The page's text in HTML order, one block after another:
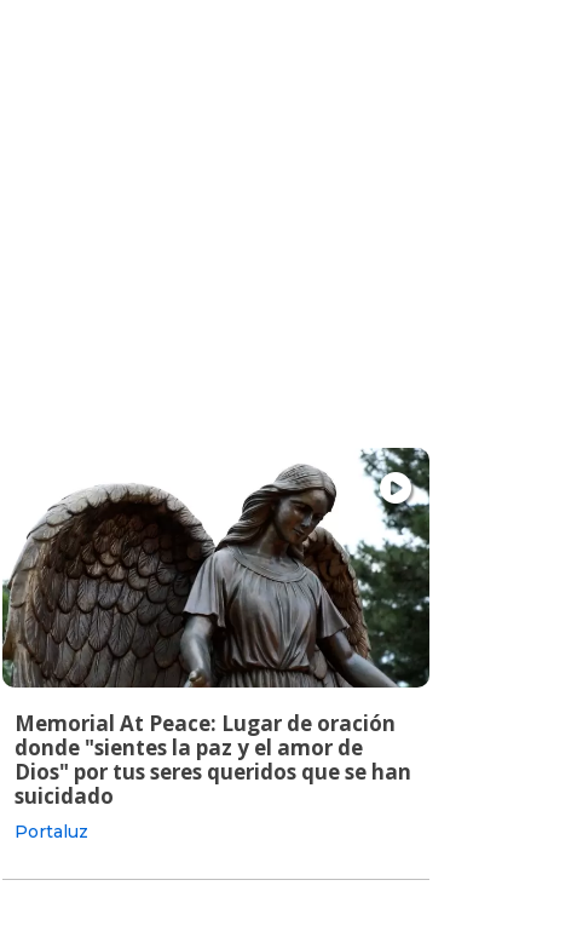
Memorial At Peace: Lugar de oración
donde "sientes la paz y el amor de
Dios" por tus seres queridos que se han
suicidado
Portaluz